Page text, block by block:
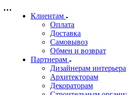
Клиентам
Оплата
Доставка
Самовывоз
Обмен и возврат
Партнерам
Дизайнерам интерьера
Архитекторам
Декораторам